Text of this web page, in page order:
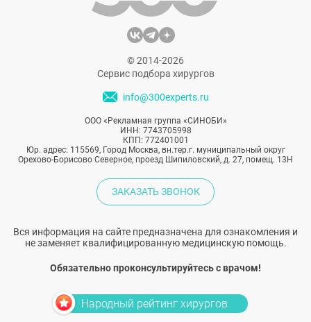
© 2014-2026
Сервис подбора хирургов
info@300experts.ru
ООО «Рекламная группа «СИНОБИ»
ИНН: 7743705998
КПП: 772401001
Юр. адрес: 115569, Город Москва, вн.тер.г. муниципальный округ
Орехово-Борисово Северное, проезд Шипиловский, д. 27, помещ. 13Н
ЗАКАЗАТЬ ЗВОНОК
Вся информация на сайте предназначена для ознакомления и
не заменяет квалифицированную медицинскую помощь.
Обязательно проконсультируйтесь с врачом!
Народный рейтинг хирургов